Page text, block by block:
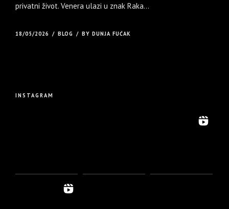
privatni život. Venera ulazi u znak Raka...
18/05/2026 BLOG BY DUNJA FUĆAK
INSTAGRAM